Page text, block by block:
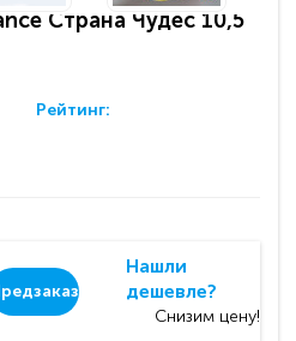
Страна Чудес 10,5
Рейтинг:
Нашли
дешевле?
Снизим цену!